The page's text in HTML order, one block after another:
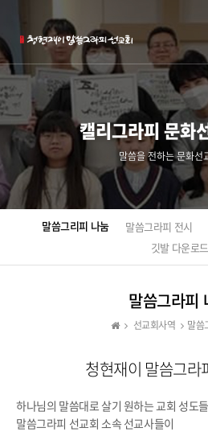
캘리그라피 문화
말씀을 전하는 문화선
말씀그리피 나눔 말씀그라피 전시
깃발 다운로드
말씀그라피
선교회사역 말씀
청현재이 말씀그라
하나님의 말씀대로 살기 원하는 교회 성도
말씀그라피 선교회 소속 선교사들이